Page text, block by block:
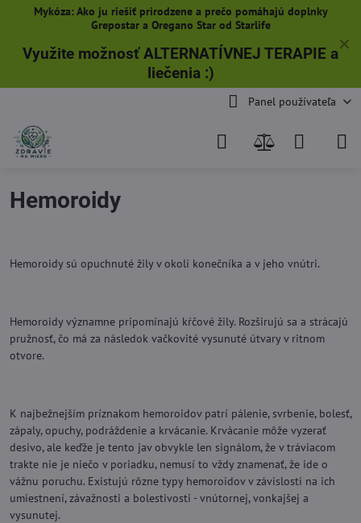
✕
Mykóza: Ako ju riešiť prirodzene a prečo pomáhajú doplnky
Grepostar a Oregano Star od Starlife
Využite možnosť ALTERNATÍVNEJ TERAPIE a
liečenia:)
Panel používateľa
Hemoroidy
Hemoroidy sú opuchnuté žily v okolí konečníka a v jeho vnútri.
Hemoroidy významne pripomínajú kŕčové žily. Rozširujú sa a strácajú
pružnosť, čo má za následok vačkovité vysunuté útvary v ritnom
otvore.
K najbežnejším príznakom hemoroidov patrí pálenie, svrbenie, bolesť,
zápaly, opuchy, podráždenie a krvácanie. Krvácanie môže vyzerať
desivo, ale keďže je tento jav obvykle len signálom, že v tráviacom
trakte nie je niečo v poriadku, nemusí to vždy znamenať, že ide o
vážnu poruchu. Existujú rôzne typy hemoroidov v závislosti na ich
umiestnení, závažnosti a bolestivosti - vnútornej, vonkajšej a
vysunutej.